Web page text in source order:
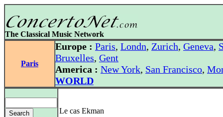
The Classical Music Network
Paris
Europe : Paris, Londn, Zurich, Geneva,
Bruxelles, Gent
America : New York, San Francisco,
WORLD
Le cas Ekman